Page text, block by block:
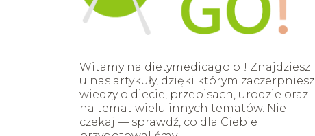
Witamy na dietymedicago.pl! Znajdziesz
u nas artykuły, dzięki którym zaczerpniesz
wiedzy o diecie, przepisach, urodzie oraz
na temat wielu innych tematów. Nie
czekaj — sprawdź, co dla Ciebie